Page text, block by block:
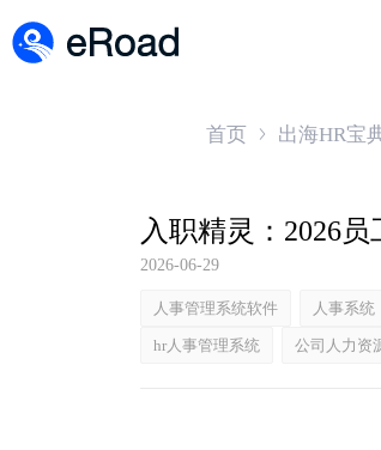
首页 出海HR宝
入职精灵：2026
2026-06-29
人事管理系统软件 人事系统
hr人事管理系统 公司人力资